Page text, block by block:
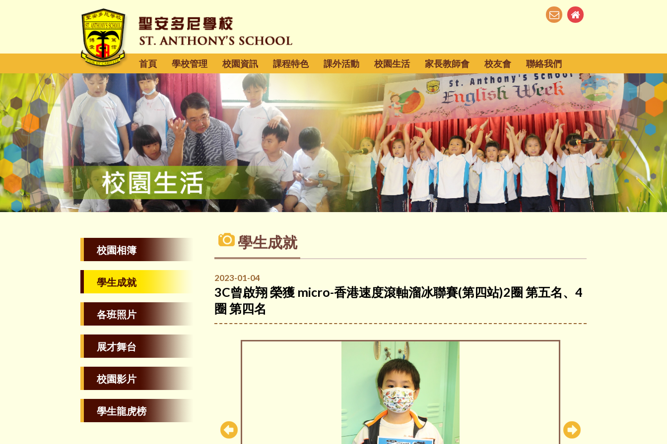
首頁 學校管理 校園資訊 課程特色 課外活動 校園生活 家長教師會 校友會 聯絡我們
校園相簿
學生成就
各班照片
展才舞台
校園影片
學生龍虎榜
學生成就
2023-01-04
3C曾啟翔 榮獲 micro-香港速度滾軸溜冰聯賽(第四站)2圈 第五名、4
圈 第四名